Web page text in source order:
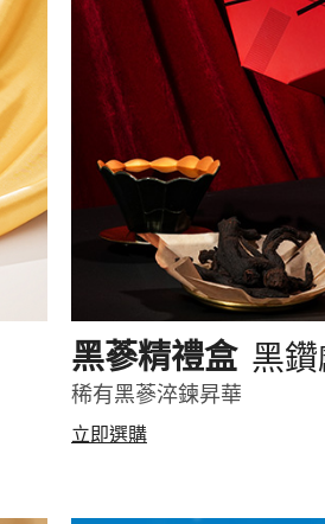
黑蔘精禮盒 黑
稀有黑蔘淬鍊昇華
立即選購